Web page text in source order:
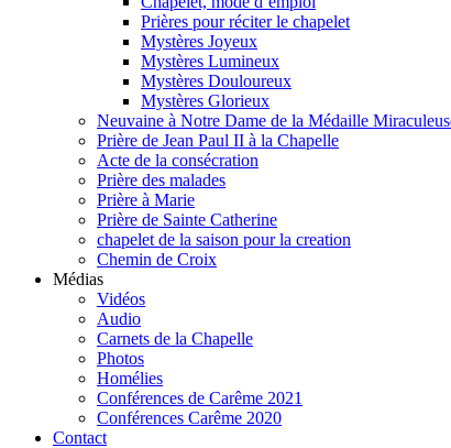
Prières pour réciter le chapelet
Mystères Joyeux
Mystères Lumineux
Mystères Douloureux
Mystères Glorieux
Neuvaine à Notre Dame de la Médaille
Prière de Jean Paul II à la Chapelle
Acte de la consécration
Prière des malades
Prière à Marie
Prière de Sainte Catherine
chapelet de la saison pour la creation
Chemin de Croix
Médias
Vidéos
Audio
Carnets de la Chapelle
Photos
Homélies
Conférences de Carême 2021
Conférences Carême 2020
Contact